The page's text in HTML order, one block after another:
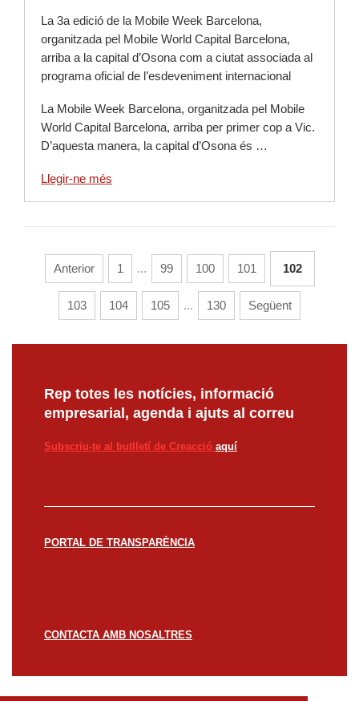
La 3a edició de la Mobile Week Barcelona,
organitzada pel Mobile World Capital Barcelona,
arriba a la capital d’Osona com a ciutat associada al
programa oficial de l’esdeveniment internacional
La Mobile Week Barcelona, organitzada pel Mobile
World Capital Barcelona, arriba per primer cop a Vic.
D’aquesta manera, la capital d’Osona és …
Llegir-ne més
Anterior 1 ... 99 100 101 102
103 104 105 ... 130 Següent
Rep totes les notícies, informació
empresarial, agenda i ajuts al correu
Subscriu-te al butlletí de Creacció aquí
PORTAL DE TRANSPARÈNCIA
CONTACTA AMB NOSALTRES